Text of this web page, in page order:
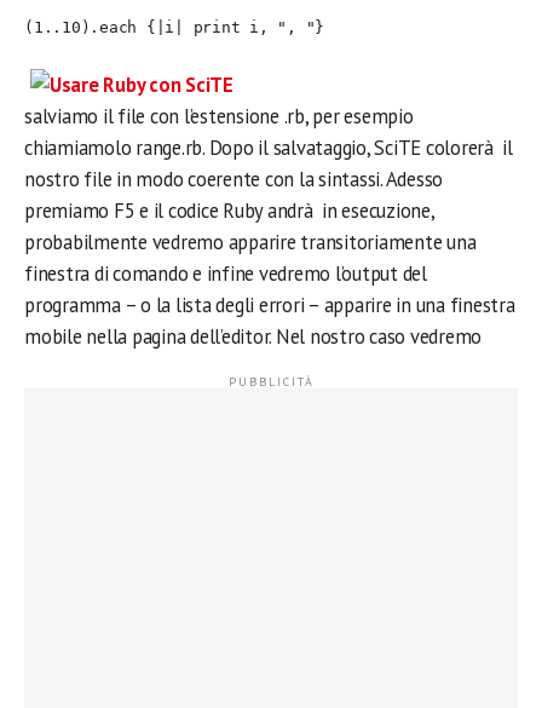
salviamo il file con l’estensione .rb, per esempio
chiamiamolo range.rb. Dopo il salvataggio, SciTE colorerà il
nostro file in modo coerente con la sintassi. Adesso
premiamo F5 e il codice Ruby andrà in esecuzione,
probabilmente vedremo apparire transitoriamente una
finestra di comando e infine vedremo l’output del
programma – o la lista degli errori – apparire in una finestra
mobile nella pagina dell’editor. Nel nostro caso vedremo